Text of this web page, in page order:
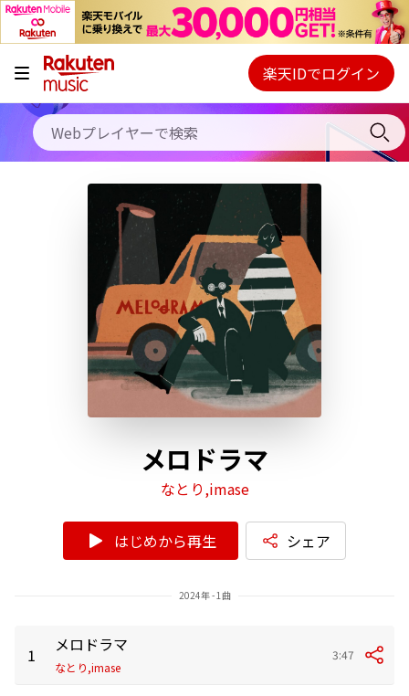
キャンペーン
料金プラン
使い方
初回30日間無料お試し
Webプレイヤー
ご契約内容の確認・変更
楽天IDでログイン
メロドラマ
なとり,imase
はじめから再生 シェア
2024年 - 1曲
1 メロドラマ
なとり,imase
3:47